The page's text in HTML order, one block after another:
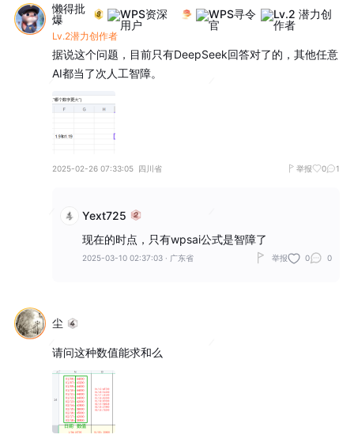
懒得批
爆
Lv.2潜力创作者
据说这个问题，目前只有DeepSeek回答对了的，其他任意
AI都当了次人工智障。
2025-02-26 07:33:05 四川省 举报 0 1
Yext725
现在的时点，只有wpsai公式是智障了
2025-03-10 02:37:03 · 广东省 举报 0 0
尘
请问这种数值能求和么